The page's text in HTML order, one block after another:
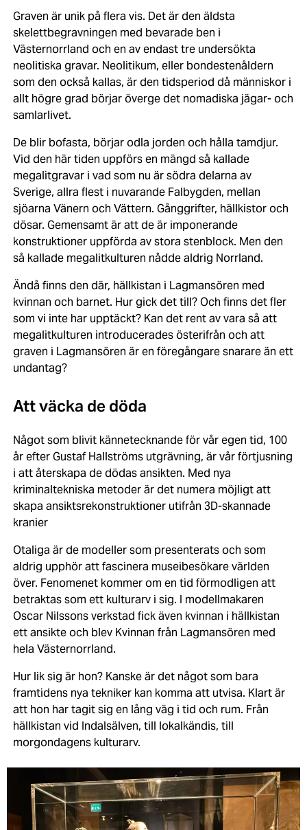
Graven är unik på flera vis. Det är den äldsta
skelettbegravningen med bevarade ben i
Västernorrland och en av endast tre undersökta
neolitiska gravar. Neolitikum, eller bondestenåldern
som den också kallas, är den tidsperiod då människor i
allt högre grad börjar överge det nomadiska jägar- och
samlarlivet.
De blir bofasta, börjar odla jorden och hålla tamdjur.
Vid den här tiden uppförs en mängd så kallade
megalitgravar i vad som nu är södra delarna av
Sverige, allra flest i nuvarande Falbygden, mellan
sjöarna Vänern och Vättern. Gånggrifter, hällkistor och
dösar. Gemensamt är att de är imponerande
konstruktioner uppförda av stora stenblock. Men den
så kallade megalitkulturen nådde aldrig Norrland.
Ändå finns den där, hällkistan i Lagmansören med
kvinnan och barnet. Hur gick det till? Och finns det fler
som vi inte har upptäckt? Kan det rent av vara så att
megalitkulturen introducerades österifrån och att
graven i Lagmansören är en föregångare snarare än ett
undantag?
Att väcka de döda
Något som blivit kännetecknande för vår egen tid, 100
år efter Gustaf Hallströms utgrävning, är vår förtjusning
i att återskapa de dödas ansikten. Med nya
kriminaltekniska metoder är det numera möjligt att
skapa ansiktsrekonstruktioner utifrån 3D-skannade
kranier
Otaliga är de modeller som presenterats och som
aldrig upphör att fascinera museibesökare världen
över. Fenomenet kommer om en tid förmodligen att
betraktas som ett kulturarv i sig. I modellmakaren
Oscar Nilssons verkstad fick även kvinnan i hällkistan
ett ansikte och blev Kvinnan från Lagmansören med
hela Västernorrland.
Hur lik sig är hon? Kanske är det något som bara
framtidens nya tekniker kan komma att utvisa. Klart är
att hon har tagit sig en lång väg i tid och rum. Från
hällkistan vid Indalsälven, till lokalkändis, till
morgondagens kulturarv.